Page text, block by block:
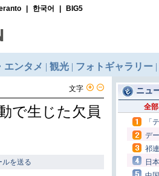
文字
で生じた欠員
ルを送る